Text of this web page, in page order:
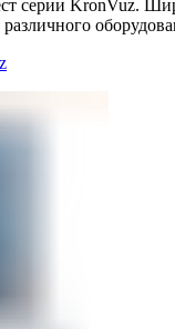
серии KronVuz.